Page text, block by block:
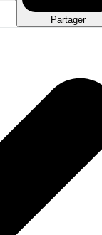
Partager